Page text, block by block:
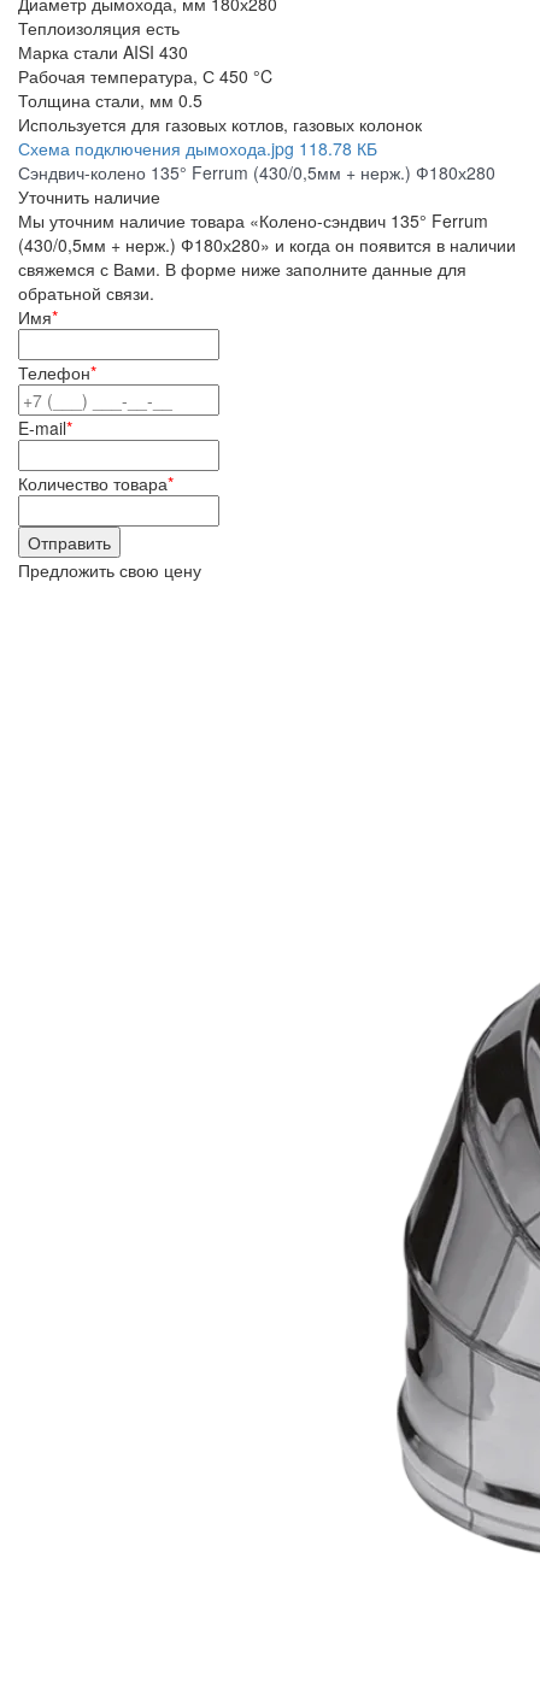
Теплоизоляция есть
Марка стали AISI 430
Рабочая температура, С 450 °C
Толщина стали, мм 0.5
Используется для газовых котлов, газовых колонок
Схема подключения дымохода.jpg 118.78 КБ
Сэндвич-колено 135° Ferrum (430/0,5мм + нерж.) Ф180х280
Уточнить наличие
Мы уточним наличие товара «Колено-сэндвич 135° Ferrum
(430/0,5мм + нерж.) Ф180х280» и когда он появится в наличии
свяжемся с Вами. В форме ниже заполните данные для
обратьной связи.
Имя*
Телефон*
E-mail*
Количество товара*
Предложить свою цену